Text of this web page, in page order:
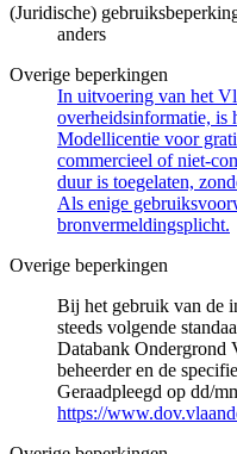
(Juridische)
anders
Overige beperkingen
In uitvoering van het
overheidsinformatie, is
Modellicentie voor
commercieel of niet-
duur is toegelaten,
Als enige
bronvermeldingsplicht.
Overige beperkingen
Bij het gebruik van de
steeds volgende
Databank Ondergrond
beheerder en de
Geraadpleegd op dd/
https://